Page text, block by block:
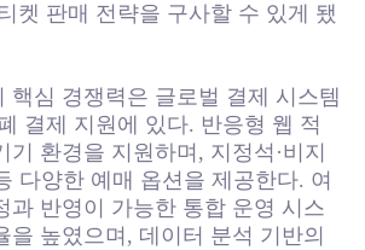
켓 판매 전략을 구사할 수 있게 됐
핵심 경쟁력은 글로벌 결제 시스템
결제 지원에 있다. 반응형 웹 적
기 환경을 지원하며, 지정석·비지
다양한 예매 옵션을 제공한다. 여
과 반영이 가능한 통합 운영 시스
을 높였으며, 데이터 분석 기반의